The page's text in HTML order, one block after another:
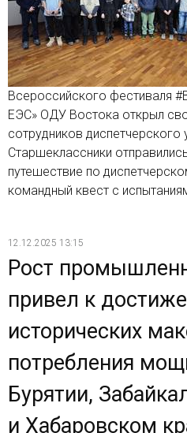
Всероссийского фестиваля
ЕЭС» ОДУ Востока открыл
сотрудников диспетчерского
Старшеклассники
путешествие по
командный квест с
12.12.2025 13:15
Рост
привел к
исторических
потребления
Бурятии,
и Хабаровском